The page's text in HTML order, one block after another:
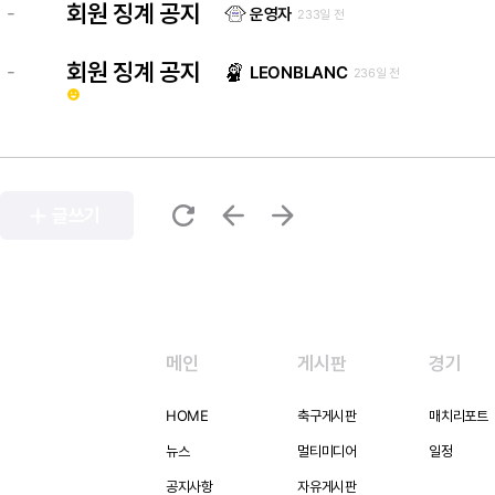
- 회원 징계 공지 운영자 233일 전
-
emoji_emotions
회원 징계 공지 LEONBLANC 236일 전
refresh arrow_back arrow_forward
메인
HOME
뉴스
공지사항
게시판
축구게시판
멀티미디어
자유게시판
경기
매치리포트
일정